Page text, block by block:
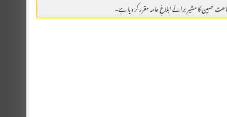
حسین کا مشیر برائے ابلاغِ عامہ مقرر کر دیا ہے۔
کی چادریں، قرآن خوانی اور خصوصی تقریب
میں مقررین کا عزم